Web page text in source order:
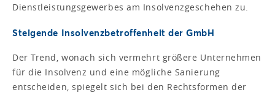
Dienstleistungsgewerbes am Insolvenzgeschehen zu.
Steigende Insolvenzbetroffenheit der GmbH
Der Trend, wonach sich vermehrt größere Unternehmen
für die Insolvenz und eine mögliche Sanierung
entscheiden, spiegelt sich bei den Rechtsformen der